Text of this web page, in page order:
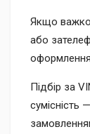
Якщо важко
або
Підбір за
сумісність